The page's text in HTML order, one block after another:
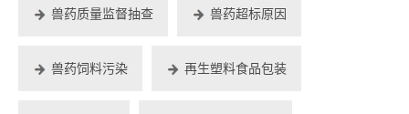
兽药质量监督抽查 兽药超标原因
兽药饲料污染 再生塑料食品包装